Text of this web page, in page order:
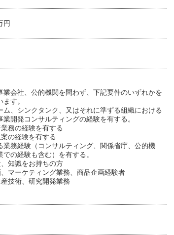
円
業会社、公的機関を問わず、下記要件のいずれかを
す。
ム、シンクタンク、又はそれに準ずる組織における
開発コンサルティングの経験を有する。
務の経験を有する
の経験を有する
業務経験（コンサルティング、関係省庁、公的機
の経験も含む）を有する。
知識をお持ちの方
マーケティング業務、商品企画経験者
技術、研究開発業務